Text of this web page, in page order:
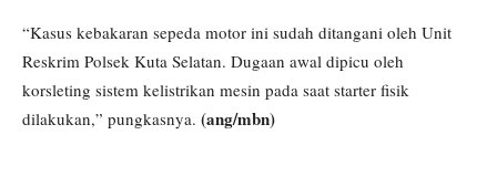
“Kasus kebakaran sepeda motor ini sudah ditangani oleh Unit
Reskrim Polsek Kuta Selatan. Dugaan awal dipicu oleh
korsleting sistem kelistrikan mesin pada saat starter fisik
dilakukan,” pungkasnya. (ang/mbn)